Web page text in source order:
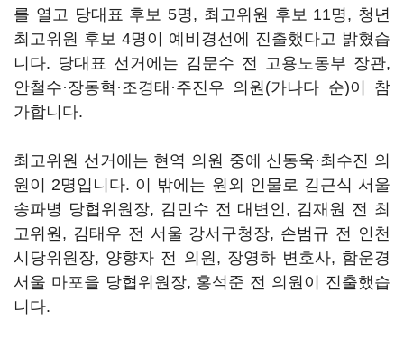
를 열고 당대표 후보 5명, 최고위원 후보 11명, 청년
최고위원 후보 4명이 예비경선에 진출했다고 밝혔습
니다. 당대표 선거에는 김문수 전 고용노동부 장관,
안철수·장동혁·조경태·주진우 의원(가나다 순)이 참
가합니다.
최고위원 선거에는 현역 의원 중에 신동욱·최수진 의
원이 2명입니다. 이 밖에는 원외 인물로 김근식 서울
송파병 당협위원장, 김민수 전 대변인, 김재원 전 최
고위원, 김태우 전 서울 강서구청장, 손범규 전 인천
시당위원장, 양향자 전 의원, 장영하 변호사, 함운경
서울 마포을 당협위원장, 홍석준 전 의원이 진출했습
니다.